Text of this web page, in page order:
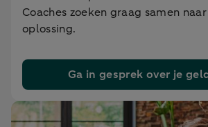
Coaches zoeken graag samen
oplossing.
Ga in gesprek over je